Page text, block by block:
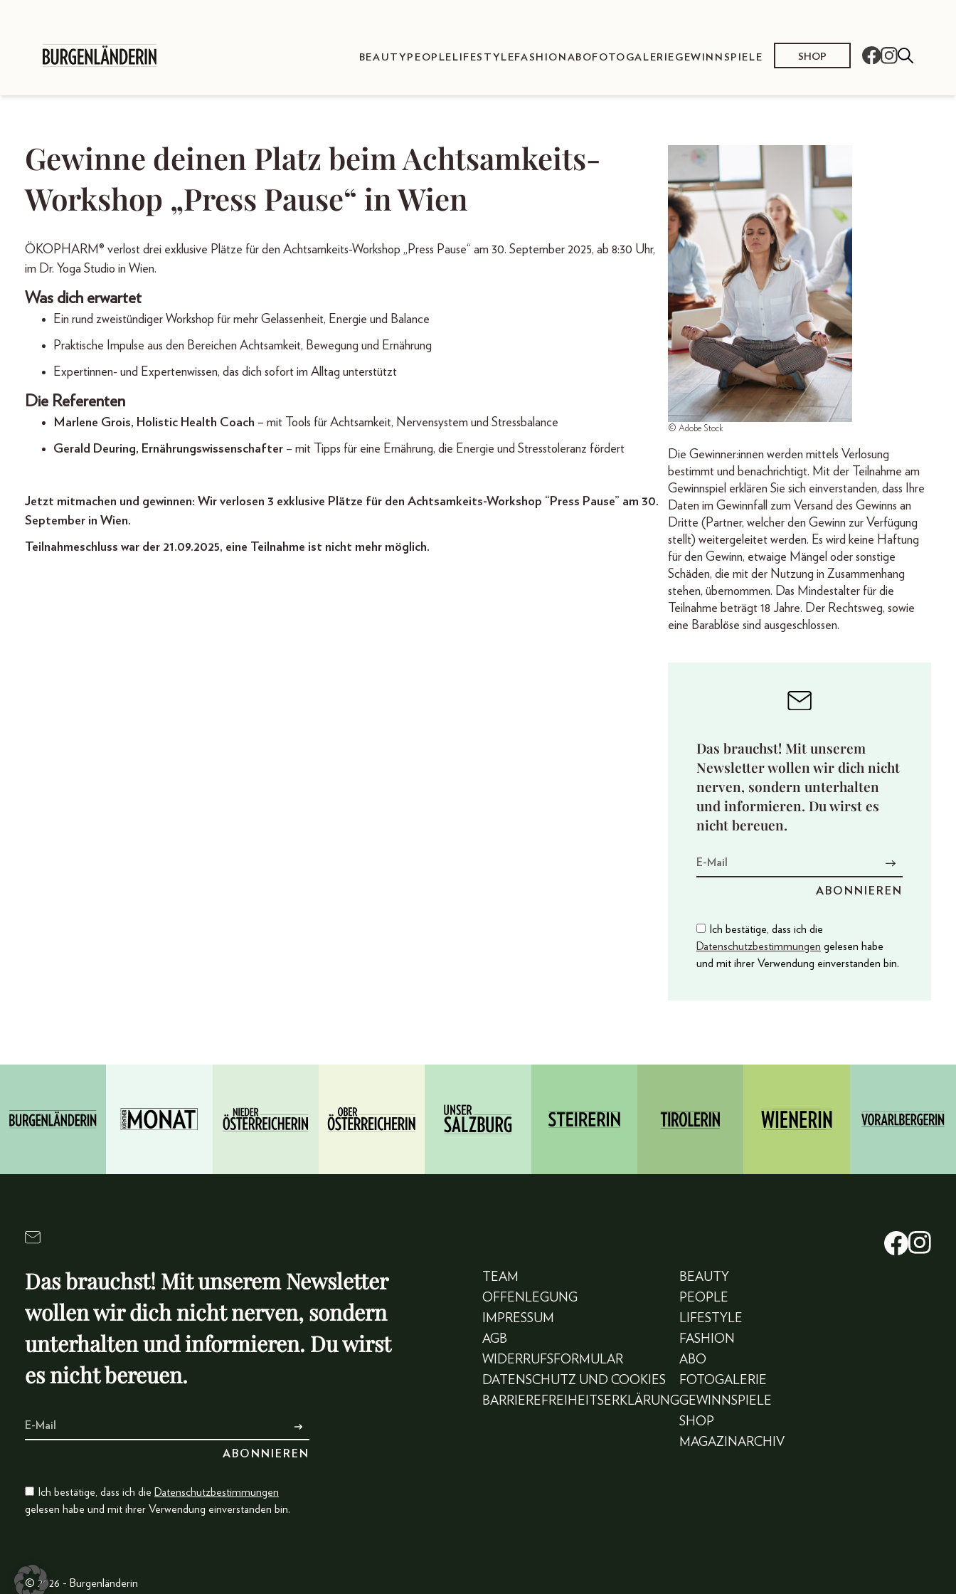
BEAUTY PEOPLE LIFESTYLEFASHION ABOFOTOGALERIE GEWINNSPIELE SHOP
Gewinne deinen Platz beim Achtsamkeits-
Workshop „Press Pause“ in Wien
ÖKOPHARM® verlost drei exklusive Plätze für den Achtsamkeits-Workshop „Press Pause“ am 30. September 2025, ab 8:30 Uhr,
im Dr. Yoga Studio in Wien.
Was dich erwartet
Ein rund zweistündiger Workshop für mehr Gelassenheit, Energie und Balance
Praktische Impulse aus den Bereichen Achtsamkeit, Bewegung und Ernährung
Expertinnen- und Expertenwissen, das dich sofort im Alltag unterstützt
Die Referenten
Marlene Grois, Holistic Health Coach – mit Tools für Achtsamkeit, Nervensystem und Stressbalance
Gerald Deuring, Ernährungswissenschafter – mit Tipps für eine Ernährung, die Energie und Stresstoleranz fördert
Jetzt mitmachen und gewinnen: Wir verlosen 3 exklusive Plätze für den Achtsamkeits-Workshop “Press Pause” am 30.
September in Wien.
Teilnahmeschluss war der 21.09.2025, eine Teilnahme ist nicht mehr möglich.
© Adobe Stock
Die Gewinner:innen werden mittels Verlosung
bestimmt und benachrichtigt. Mit der Teilnahme am
Gewinnspiel erklären Sie sich einverstanden, dass Ihre
Daten im Gewinnfall zum Versand des Gewinns an
Dritte (Partner, welcher den Gewinn zur Verfügung
stellt) weitergeleitet werden. Es wird keine Haftung
für den Gewinn, etwaige Mängel oder sonstige
Schäden, die mit der Nutzung in Zusammenhang
stehen, übernommen. Das Mindestalter für die
Teilnahme beträgt 18 Jahre. Der Rechtsweg, sowie
eine Barablöse sind ausgeschlossen.
Das brauchst! Mit unserem
Newsletter wollen wir dich nicht
nerven, sondern unterhalten
und informieren. Du wirst es
nicht bereuen.
Ich bestätige, dass ich die
Datenschutzbestimmungen gelesen habe
und mit ihrer Verwendung einverstanden bin.
Das brauchst! Mit unserem Newsletter
wollen wir dich nicht nerven, sondern
unterhalten und informieren. Du wirst
es nicht bereuen.
Ich bestätige, dass ich die Datenschutzbestimmungen
gelesen habe und mit ihrer Verwendung einverstanden bin.
TEAM
OFFENLEGUNG
IMPRESSUM
AGB
WIDERRUFSFORMULAR
DATENSCHUTZ UND COOKIES
BARRIEREFREIHEITSERKLÄRUNG
BEAUTY
PEOPLE
LIFESTYLE
FASHION
ABO
FOTOGALERIE
GEWINNSPIELE
SHOP
MAGAZINARCHIV
© 2026 - Burgenländerin